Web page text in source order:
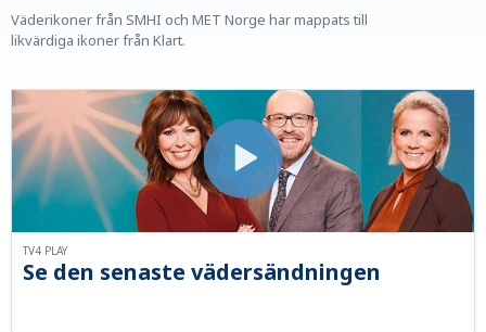
Väderikoner från SMHI och MET Norge har mappats till
likvärdiga ikoner från Klart.
Se den senaste vädersändningen
TV4 PLAY